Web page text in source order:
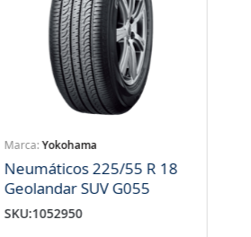
Yokohama
Neumáticos 225/55 R 18
Geolandar SUV G055
SKU:1052950